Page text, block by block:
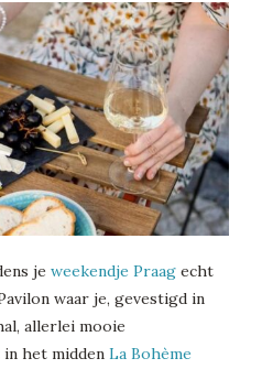
je weekendje Praag echt
waar je, gevestigd in
allerlei mooie
het midden La Bohème